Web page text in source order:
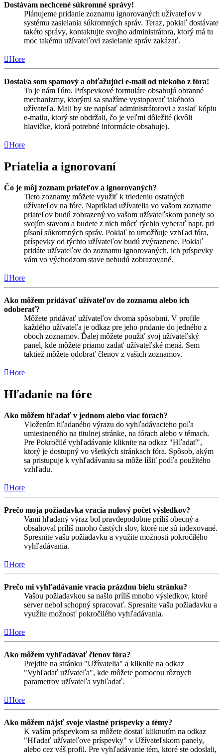
Dostávam nechcené súkromné správy!
Plánujeme pridanie zoznamu ignorovaných užívateľov v
systému zasielania súkromných správ. Teraz, pokiaľ dostávate
takéto správy, kontaktujte svojho administrátora, ktorý má tu
moc takému užívateľovi zasielanie správ zakázať.
Hore
Dostal/a som spamový a obťažujúci e-mail od niekoho z fóra!
To je nám ľúto. Príspevkové formuláre obsahujú obranné
mechanizmy, ktorými sa snažíme vystopovať takéhoto
užívateľa. Mali by ste napísať administrátorovi a zaslať kópiu
e-mailu, ktorý ste obdržali, čo je veľmi dôležité (kvôli
hlavičke, ktorá potrebné informácie obsahuje).
Hore
Priatelia a ignorovaní
Čo je môj zoznam priateľov a ignorovaných?
Tieto zoznamy môžete využiť k triedeniu ostatných
užívateľov na fóre. Napríklad užívatelia vo vašom zozname
priateľov budú zobrazený vo vašom užívateľskom panely so
svojím stavom a budete z nich môcť rýchlo vyberať napr. pri
písaní súkromných správ. Pokiaľ to umožňuje vzhľad fóra,
príspevky od týchto užívateľov budú zvýraznene. Pokiaľ
pridáte užívateľov do zoznamu ignorovaných, ich príspevky
vám vo východzom stave nebudú zobrazované.
Hore
Ako môžem pridávať užívateľov do zoznamu alebo ich
odoberať?
Môžete pridávať užívateľov dvoma spôsobmi. V profile
každého užívateľa je odkaz pre jeho pridanie do jedného z
oboch zoznamov. Ďalej môžete použiť svoj užívateľský
panel, kde môžete priamo zadať užívateľské mená. Sem
taktiež môžete odobrať členov z vašich zoznamov.
Hore
Hľadanie na fóre
Ako môžem hľadať v jednom alebo viac fórach?
Vložením hľadaného výrazu do vyhľadávacieho poľa
umiestneného na titulnej stránke, na fórach alebo v témach.
Pre Pokročilé vyhľadávanie kliknite na odkaz "Hľadať",
ktorý je dostupný vo všetkých stránkach fóra. Spôsob, akým
sa pristupuje k vyhľadávaniu sa môže líšiť podľa použitého
vzhľadu.
Hore
Prečo moja požiadavka vracia nulový počet výsledkov?
Vami hľadaný výraz bol pravdepodobne príliš obecný a
obsahoval príliš mnoho častých slov, ktoré nie sú indexované.
Spresnite vašu požiadavku a využite možnosti pokročilého
vyhľadávania.
Hore
Prečo mi vyhľadávanie vracia prázdnu bielu stránku?
Vašou požiadavkou sa našlo príliš mnoho výsledkov, ktoré
server nebol schopný spracovať. Spresnite vašu požiadavku a
využite možnosť pokročilého vyhľadávania.
Hore
Ako môžem vyhľadávať členov fóra?
Prejdite na stránku "Užívatelia" a kliknite na odkaz
"Vyhľadať užívateľa", kde môžete pomocou rôznych
parametrov užívateľa vyhľadať.
Hore
Ako môžem nájsť svoje vlastné príspevky a témy?
K vaším príspevkom sa môžete dostať kliknutím na odkaz
"Hľadať užívateľove príspevky" v Užívateľskom panely,
alebo cez váš profil. Pre vyhľadávanie tém, ktoré ste odoslali,